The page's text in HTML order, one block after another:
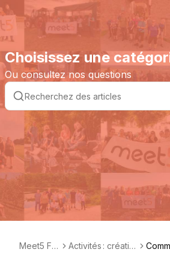
Choisissez une
Ou consultez nos questions
Meet5 FA
Activités : créatio